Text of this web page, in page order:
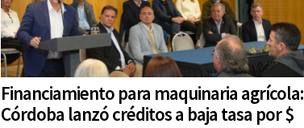
Financiamiento para maquinaria agrícola:
Córdoba lanzó créditos a baja tasa por $